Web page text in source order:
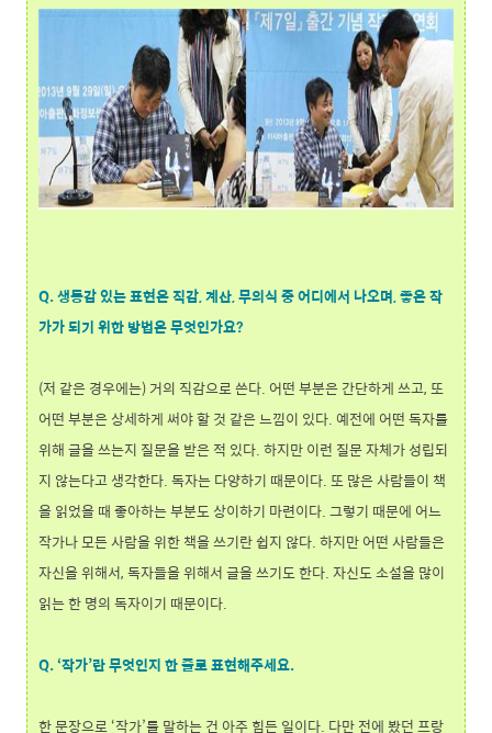
Q. 생동감 있는 표현은 직감, 계산, 무의식 중 어디에서 나오며, 좋은 작
가가 되기 위한 방법은 무엇인가요?
(저 같은 경우에는) 거의 직감으로 쓴다. 어떤 부분은 간단하게 쓰고, 또
어떤 부분은 상세하게 써야 할 것 같은 느낌이 있다. 예전에 어떤 독자를
위해 글을 쓰는지 질문을 받은 적 있다. 하지만 이런 질문 자체가 성립되
지 않는다고 생각한다. 독자는 다양하기 때문이다. 또 많은 사람들이 책
을 읽었을 때 좋아하는 부분도 상이하기 마련이다. 그렇기 때문에 어느
작가나 모든 사람을 위한 책을 쓰기란 쉽지 않다. 하지만 어떤 사람들은
자신을 위해서, 독자들을 위해서 글을 쓰기도 한다. 자신도 소설을 많이
읽는 한 명의 독자이기 때문이다.
Q. ‘작가’란 무엇인지 한 줄로 표현해주세요.
한 문장으로 ‘작가’를 말하는 건 아주 힘든 일이다. 다만 전에 봤던 프랑